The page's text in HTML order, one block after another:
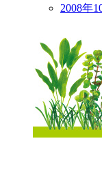
2008年